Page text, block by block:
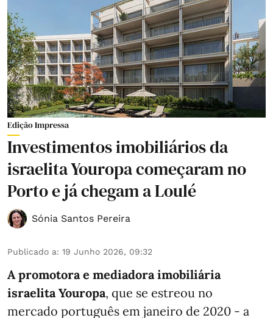
Edição Impressa
Investimentos imobiliários da
israelita Youropa começaram no
Porto e já chegam a Loulé
Sónia Santos Pereira
Publicado a: 19 Junho 2026, 09:32
A promotora e mediadora imobiliária
israelita Youropa, que se estreou no
mercado português em janeiro de 2020 - a